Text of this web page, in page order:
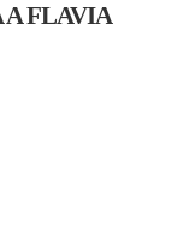
A FLAVIA